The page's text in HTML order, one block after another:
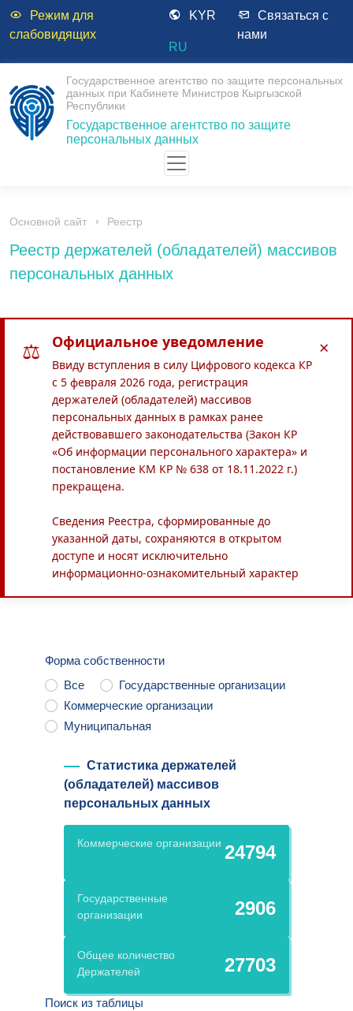
Режим для
слабовидящих
KYR
RU
Связаться с
нами
Государственное агентство по защите персональных
данных при Кабинете Министров Кыргызской
Республики
Государственное агентство по защите
персональных данных
Основной сайт Реестр
Реестр держателей (обладателей) массивов
персональных данных
⚖ Официальное уведомление
Ввиду вступления в силу Цифрового кодекса КР
с 5 февраля 2026 года, регистрация
держателей (обладателей) массивов
персональных данных в рамках ранее
действовавшего законодательства (Закон КР
«Об информации персонального характера» и
постановление КМ КР № 638 от 18.11.2022 г.)
прекращена.
Сведения Реестра, сформированные до
указанной даты, сохраняются в открытом
доступе и носят исключительно
информационно-ознакомительный характер
×
Форма собственности
Все
Государственные организации
Коммерческие организации
Муниципальная
Статистика держателей
(обладателей) массивов
персональных данных
Коммерческие организации 24794
Государственные
организации
2906
Общее количество
Держателей
27703
Поиск из таблицы